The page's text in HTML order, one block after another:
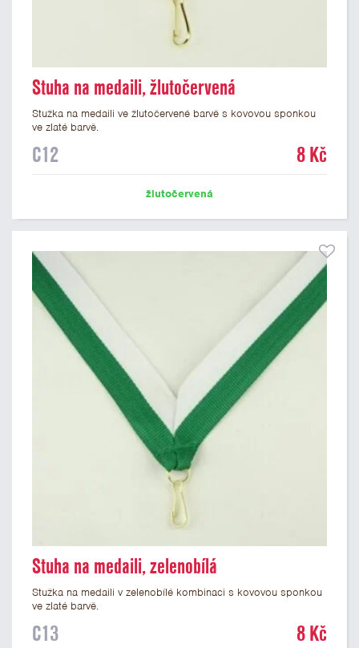
Stuha na medaili, žlutočervená
Stužka na medaili ve žlutočervené barvě s kovovou sponkou
ve zlaté barvě.
C12 8 Kč
žlutočervená
Stuha na medaili, zelenobílá
Stužka na medaili v zelenobílé kombinaci s kovovou sponkou
ve zlaté barvě.
C13 8 Kč